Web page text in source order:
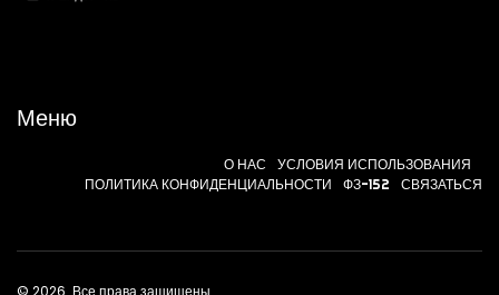
Меню
О НАС
УСЛОВИЯ ИСПОЛЬЗОВАНИЯ
ПОЛИТИКА КОНФИДЕНЦИАЛЬНОСТИ
ФЗ-152 СВЯЗАТЬСЯ
© 2026. Все права защищены.